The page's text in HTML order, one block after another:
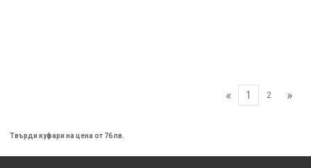
« 1 2 »
Твърди куфари на цена от 76 лв.